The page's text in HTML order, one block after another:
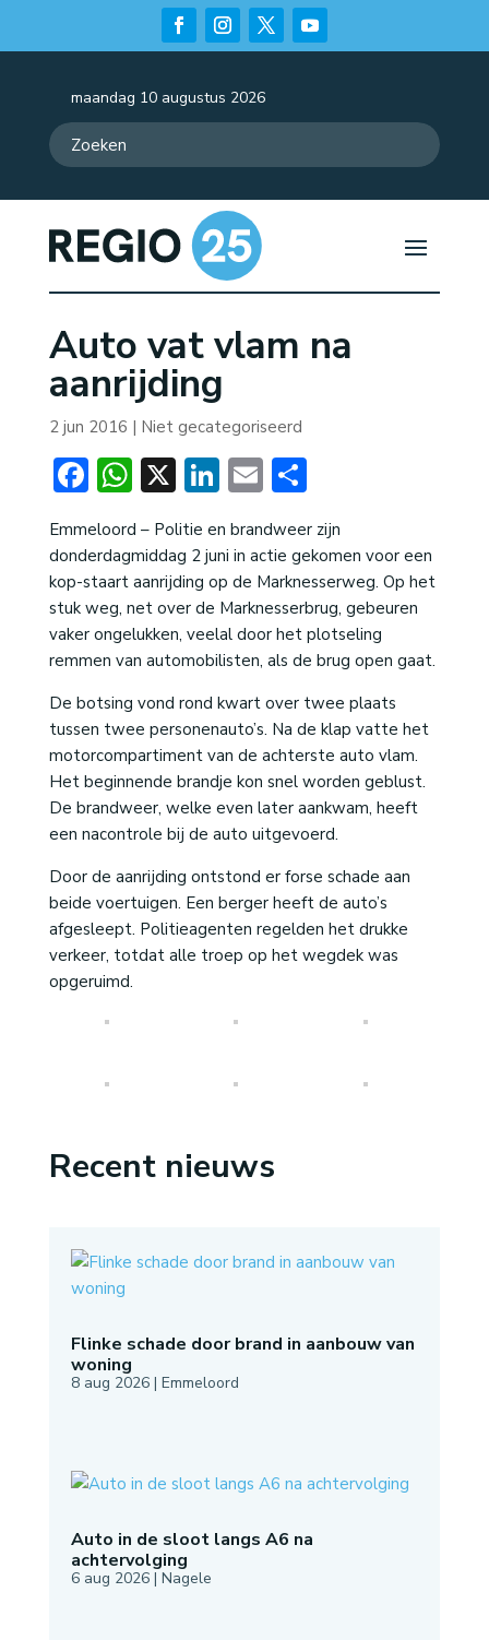
maandag 10 augustus 2026
Auto vat vlam na
aanrijding
2 jun 2016 | Niet gecategoriseerd
Facebook
WhatsApp
X LinkedIn
EmailDelen
Emmeloord – Politie en brandweer zijn
donderdagmiddag 2 juni in actie gekomen voor een
kop-staart aanrijding op de Marknesserweg. Op het
stuk weg, net over de Marknesserbrug, gebeuren
vaker ongelukken, veelal door het plotseling
remmen van automobilisten, als de brug open gaat.
De botsing vond rond kwart over twee plaats
tussen twee personenauto’s. Na de klap vatte het
motorcompartiment van de achterste auto vlam.
Het beginnende brandje kon snel worden geblust.
De brandweer, welke even later aankwam, heeft
een nacontrole bij de auto uitgevoerd.
Door de aanrijding ontstond er forse schade aan
beide voertuigen. Een berger heeft de auto’s
afgesleept. Politieagenten regelden het drukke
verkeer, totdat alle troep op het wegdek was
opgeruimd.
Recent nieuws
Flinke schade door brand in aanbouw van
woning
8 aug 2026| Emmeloord
Auto in de sloot langs A6 na
achtervolging
6 aug 2026| Nagele